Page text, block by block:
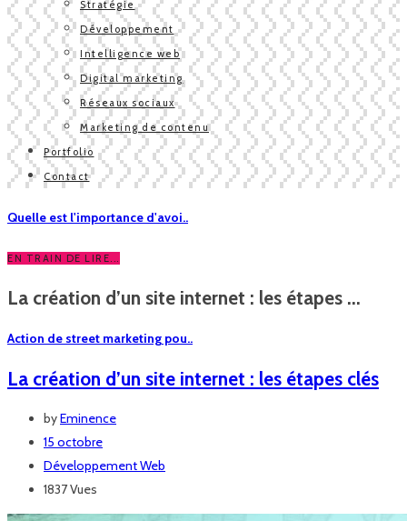
Stratégie
Développement
Intelligence web
Digital marketing
Réseaux sociaux
Marketing de contenu
Portfolio
Contact
Quelle est l'importance d'avoi..
EN TRAIN DE LIRE...
La création d’un site internet : les étapes ...
Action de street marketing pou..
La création d’un site internet : les étapes clés
byEminence
15 octobre
Développement Web
1837 Vues